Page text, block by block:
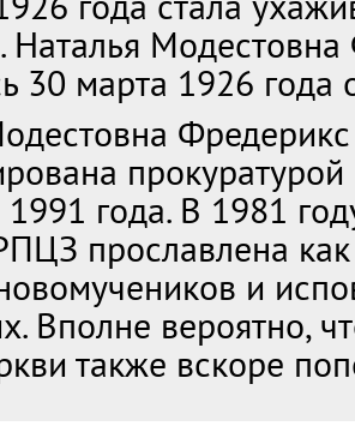
Наталья
30 марта 1926 года
прокуратурой
года. В 1981
прославлена
и
Вполне вероятно,
также вскоре